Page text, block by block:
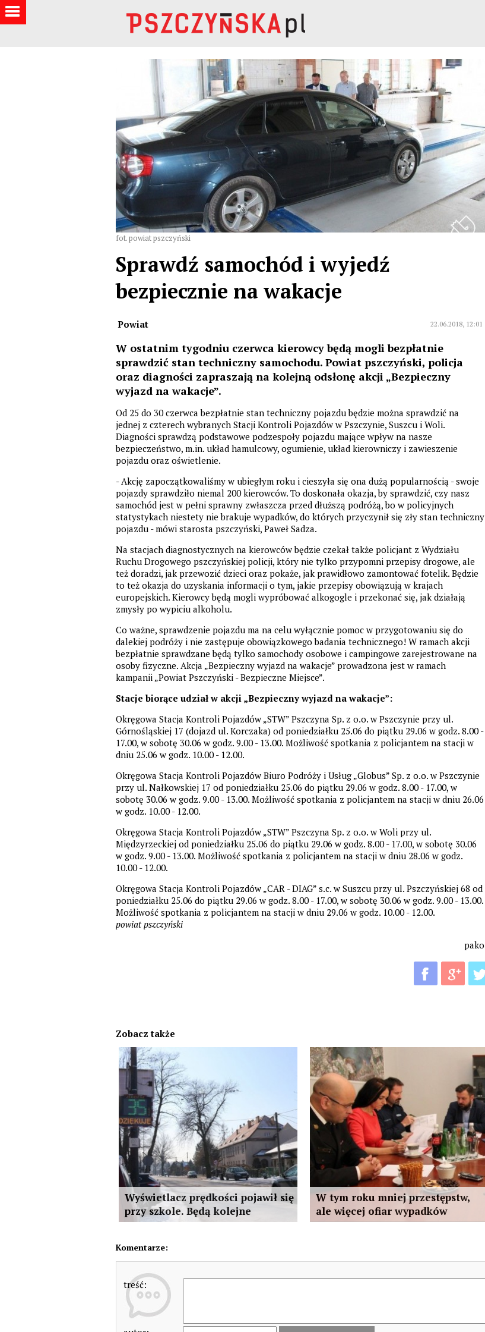
fot. powiat pszczyński
Sprawdź samochód i wyjedź
bezpiecznie na wakacje
Powiat 22.06.2018, 12:01
W ostatnim tygodniu czerwca kierowcy będą mogli bezpłatnie
sprawdzić stan techniczny samochodu. Powiat pszczyński, policja
oraz diagności zapraszają na kolejną odsłonę akcji „Bezpieczny
wyjazd na wakacje”.
Od 25 do 30 czerwca bezpłatnie stan techniczny pojazdu będzie można sprawdzić na
jednej z czterech wybranych Stacji Kontroli Pojazdów w Pszczynie, Suszcu i Woli.
Diagności sprawdzą podstawowe podzespoły pojazdu mające wpływ na nasze
bezpieczeństwo, m.in. układ hamulcowy, ogumienie, układ kierowniczy i zawieszenie
pojazdu oraz oświetlenie.
- Akcję zapoczątkowaliśmy w ubiegłym roku i cieszyła się ona dużą popularnością - swoje
pojazdy sprawdziło niemal 200 kierowców. To doskonała okazja, by sprawdzić, czy nasz
samochód jest w pełni sprawny zwłaszcza przed dłuższą podróżą, bo w policyjnych
statystykach niestety nie brakuje wypadków, do których przyczynił się zły stan techniczny
pojazdu - mówi starosta pszczyński, Paweł Sadza.
Na stacjach diagnostycznych na kierowców będzie czekał także policjant z Wydziału
Ruchu Drogowego pszczyńskiej policji, który nie tylko przypomni przepisy drogowe, ale
też doradzi, jak przewozić dzieci oraz pokaże, jak prawidłowo zamontować fotelik. Będzie
to też okazja do uzyskania informacji o tym, jakie przepisy obowiązują w krajach
europejskich. Kierowcy będą mogli wypróbować alkogogle i przekonać się, jak działają
zmysły po wypiciu alkoholu.
Co ważne, sprawdzenie pojazdu ma na celu wyłącznie pomoc w przygotowaniu się do
dalekiej podróży i nie zastępuje obowiązkowego badania technicznego! W ramach akcji
bezpłatnie sprawdzane będą tylko samochody osobowe i campingowe zarejestrowane na
osoby fizyczne. Akcja „Bezpieczny wyjazd na wakacje” prowadzona jest w ramach
kampanii „Powiat Pszczyński - Bezpieczne Miejsce”.
Stacje biorące udział w akcji „Bezpieczny wyjazd na wakacje”:
Okręgowa Stacja Kontroli Pojazdów „STW” Pszczyna Sp. z o.o. w Pszczynie przy ul.
Górnośląskiej 17 (dojazd ul. Korczaka) od poniedziałku 25.06 do piątku 29.06 w godz. 8.00 -
17.00, w sobotę 30.06 w godz. 9.00 - 13.00. Możliwość spotkania z policjantem na stacji w
dniu 25.06 w godz. 10.00 - 12.00.
Okręgowa Stacja Kontroli Pojazdów Biuro Podróży i Usług „Globus” Sp. z o.o. w Pszczynie
przy ul. Nałkowskiej 17 od poniedziałku 25.06 do piątku 29.06 w godz. 8.00 - 17.00, w
sobotę 30.06 w godz. 9.00 - 13.00. Możliwość spotkania z policjantem na stacji w dniu 26.06
w godz. 10.00 - 12.00.
Okręgowa Stacja Kontroli Pojazdów „STW” Pszczyna Sp. z o.o. w Woli przy ul.
Międzyrzeckiej od poniedziałku 25.06 do piątku 29.06 w godz. 8.00 - 17.00, w sobotę 30.06
w godz. 9.00 - 13.00. Możliwość spotkania z policjantem na stacji w dniu 28.06 w godz.
10.00 - 12.00.
Okręgowa Stacja Kontroli Pojazdów „CAR - DIAG” s.c. w Suszcu przy ul. Pszczyńskiej 68 od
poniedziałku 25.06 do piątku 29.06 w godz. 8.00 - 17.00, w sobotę 30.06 w godz. 9.00 - 13.00.
Możliwość spotkania z policjantem na stacji w dniu 29.06 w godz. 10.00 - 12.00.
powiat pszczyński
pako
Zobacz także
Wyświetlacz prędkości pojawił się
przy szkole. Będą kolejne
W tym roku mniej przestępstw,
ale więcej ofiar wypadków
Komentarze:
treść: